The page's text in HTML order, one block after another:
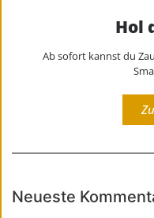
Hol
Ab sofort kannst du
Neueste